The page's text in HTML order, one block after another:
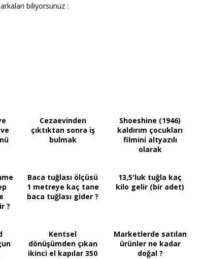
biliyorsunuz :
Cezaevinden
çıktıktan sonra iş
bulmak
Shoeshine (1946)
kaldırım çocukları
filmini altyazılı
olarak
?
Baca tuğlası ölçüsü
1 metreye kaç tane
baca tuğlası gider ?
13,5'luk tuğla kaç
kilo gelir (bir adet)
Kentsel
dönüşümden çıkan
ikinci el kapılar 350
Marketlerde satılan
ürünler ne kadar
doğal ?